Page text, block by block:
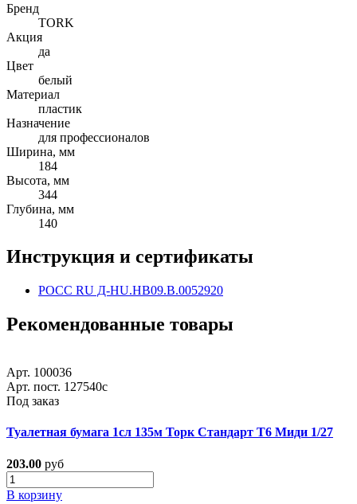
Бренд
TORK
Акция
да
Цвет
белый
Материал
пластик
Назначение
для профессионалов
Ширина, мм
184
Высота, мм
344
Глубина, мм
140
Инструкция и сертификаты
РОСС RU Д-HU.HB09.B.0052920
Рекомендованные товары
Арт. 100036
Арт. пост. 127540с
Под заказ
Туалетная бумага 1сл 135м Торк Стандарт Т6 Миди 1/27
203.00 руб
В корзину